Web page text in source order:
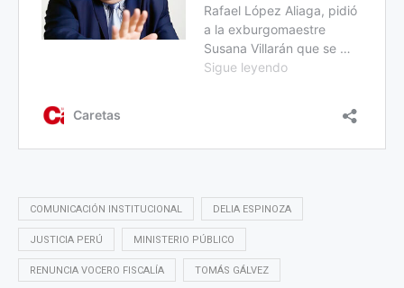
COMUNICACIÓN INSTITUCIONAL DELIA ESPINOZA
JUSTICIA PERÚ MINISTERIO PÚBLICO
RENUNCIA VOCERO FISCALÍA TOMÁS GÁLVEZ